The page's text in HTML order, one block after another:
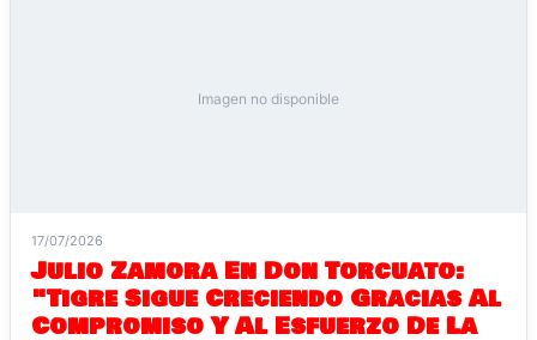
Imagen no disponible
17/07/2026
Julio Zamora En Don Torcuato:
"Tigre Sigue Creciendo Gracias Al
Compromiso Y Al Esfuerzo De La